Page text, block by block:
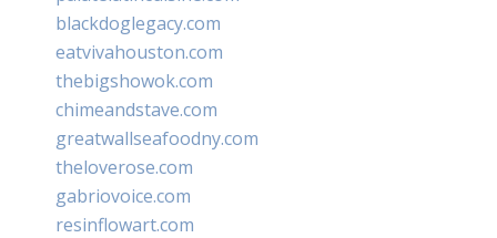
blackdoglegacy.com
eatvivahouston.com
thebigshowok.com
chimeandstave.com
greatwallseafoodny.com
theloverose.com
gabriovoice.com
resinflowart.com